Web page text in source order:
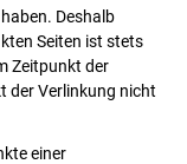
Deshalb
Seiten ist stets
Zeitpunkt der
der Verlinkung nicht
einer